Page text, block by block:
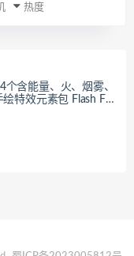
热度
个含能量、火、烟雾、
特效元素包 Flash FX